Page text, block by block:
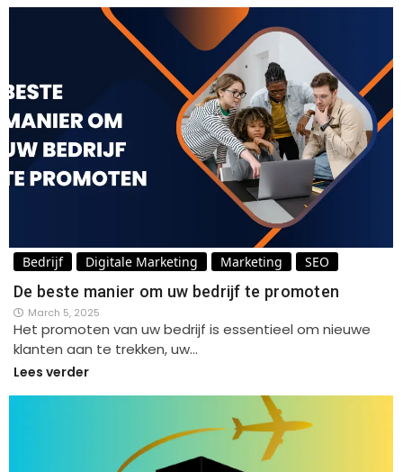
Bedrijf Digitale Marketing Marketing SEO
De beste manier om uw bedrijf te promoten
March 5, 2025
Het promoten van uw bedrijf is essentieel om nieuwe
klanten aan te trekken, uw…
Lees verder